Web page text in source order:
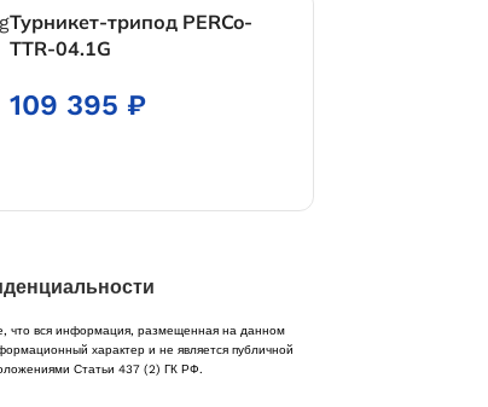
Турникет-трипод PERCo-
TTR-04.1G
109 395 ₽
вся информация, размещенная на данном
характер и не является публичной
Статьи 437 (2) ГК РФ.